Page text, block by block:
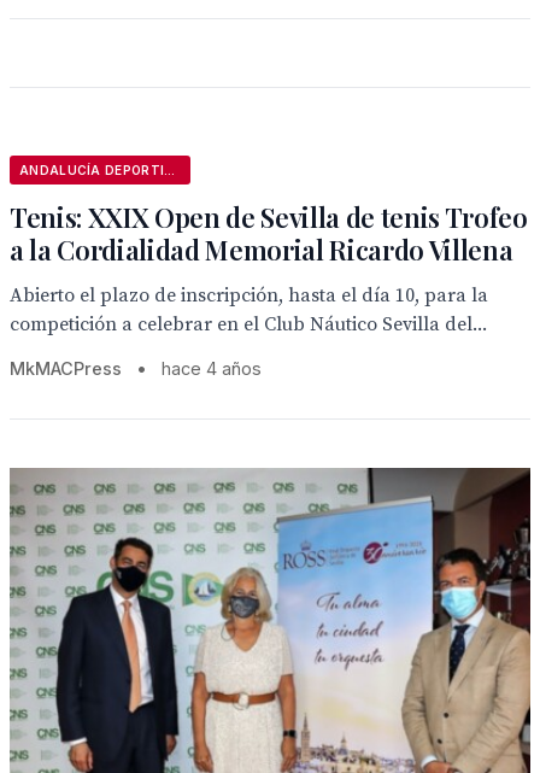
Tenis: XXIX Open de Sevilla de tenis Trofeo
a la Cordialidad Memorial Ricardo Villena
Abierto el plazo de inscripción, hasta el día 10, para la
competición a celebrar en el Club Náutico Sevilla del...
MkMACPress • hace 4 años